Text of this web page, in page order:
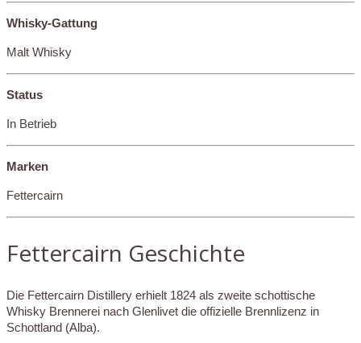
Whisky-Gattung
Malt Whisky
Status
In Betrieb
Marken
Fettercairn
Fettercairn Geschichte
Die Fettercairn Distillery erhielt 1824 als zweite schottische
Whisky Brennerei nach Glenlivet die offizielle Brennlizenz in
Schottland (Alba).